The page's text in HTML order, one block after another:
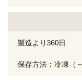
製造より360日
保存方法：冷凍（